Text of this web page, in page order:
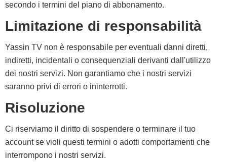
secondo i termini del piano di abbonamento.
Limitazione di responsabilità
Yassin TV non è responsabile per eventuali danni diretti,
indiretti, incidentali o consequenziali derivanti dall'utilizzo
dei nostri servizi. Non garantiamo che i nostri servizi
saranno privi di errori o ininterrotti.
Risoluzione
Ci riserviamo il diritto di sospendere o terminare il tuo
account se violi questi termini o adotti comportamenti che
interrompono i nostri servizi.